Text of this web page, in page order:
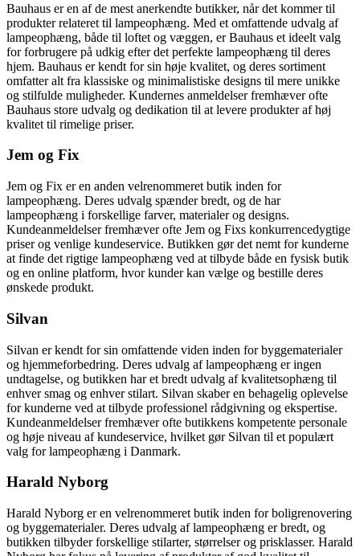
Bauhaus er en af ​​de mest anerkendte butikker, når det kommer til
produkter relateret til lampeophæng. Med et omfattende udvalg af
lampeophæng, både til loftet og væggen, er Bauhaus et ideelt valg
for forbrugere på udkig efter det perfekte lampeophæng til deres
hjem. Bauhaus er kendt for sin høje kvalitet, og deres sortiment
omfatter alt fra klassiske og minimalistiske designs til mere unikke
og stilfulde muligheder. Kundernes anmeldelser fremhæver ofte
Bauhaus store udvalg og dedikation til at levere produkter af høj
kvalitet til rimelige priser.
Jem og Fix
Jem og Fix er en anden velrenommeret butik inden for
lampeophæng. Deres udvalg spænder bredt, og de har
lampeophæng i forskellige farver, materialer og designs.
Kundeanmeldelser fremhæver ofte Jem og Fixs konkurrencedygtige
priser og venlige kundeservice. Butikken gør det nemt for kunderne
at finde det rigtige lampeophæng ved at tilbyde både en fysisk butik
og en online platform, hvor kunder kan vælge og bestille deres
ønskede produkt.
Silvan
Silvan er kendt for sin omfattende viden inden for byggematerialer
og hjemmeforbedring. Deres udvalg af lampeophæng er ingen
undtagelse, og butikken har et bredt udvalg af kvalitetsophæng til
enhver smag og enhver stilart. Silvan skaber en behagelig oplevelse
for kunderne ved at tilbyde professionel rådgivning og ekspertise.
Kundeanmeldelser fremhæver ofte butikkens kompetente personale
og høje niveau af kundeservice, hvilket gør Silvan til et populært
valg for lampeophæng i Danmark.
Harald Nyborg
Harald Nyborg er en velrenommeret butik inden for boligrenovering
og byggematerialer. Deres udvalg af lampeophæng er bredt, og
butikken tilbyder forskellige stilarter, størrelser og prisklasser. Harald